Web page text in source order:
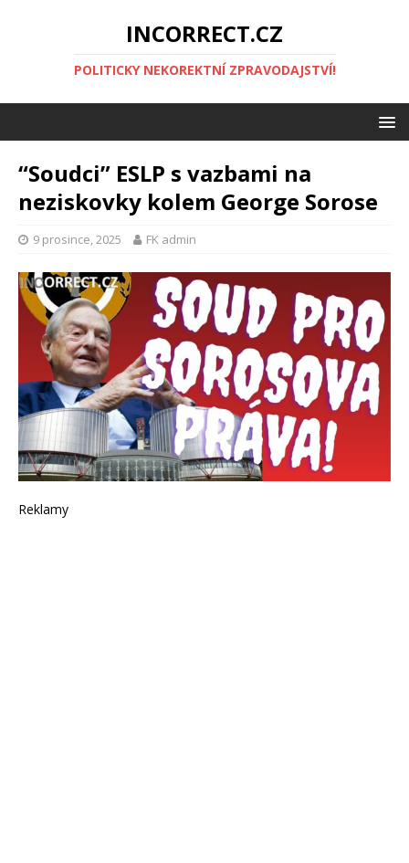
INCORRECT.CZ
POLITICKY NEKOREKTNÍ ZPRAVODAJSTVÍ!
“Soudci” ESLP s vazbami na
neziskovky kolem George Sorose
9 prosince, 2025 FK admin
Reklamy